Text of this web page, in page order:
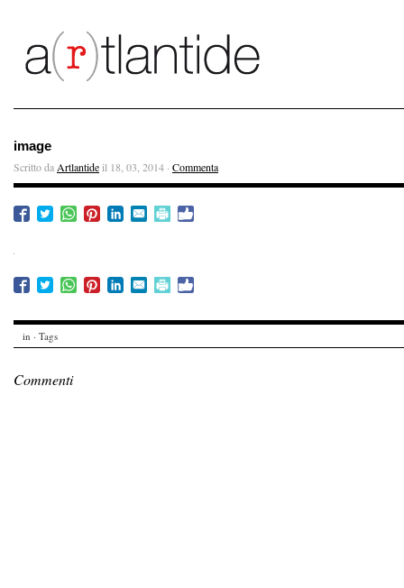
image
Scritto da Artlantideil 18, 03, 2014 · Commenta
in · Tags
Commenti